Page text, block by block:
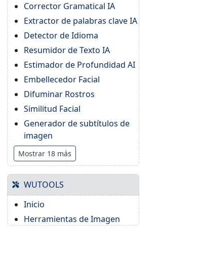
Corrector Gramatical IA
Extractor de palabras clave IA
Detector de Idioma
Resumidor de Texto IA
Estimador de Profundidad AI
Embellecedor Facial
Difuminar Rostros
Similitud Facial
Generador de subtítulos de
imagen
Mostrar 18 más
WUTOOLS
Inicio
Herramientas de Imagen